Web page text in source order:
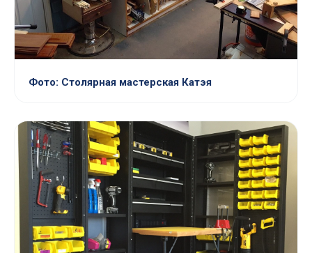
Фото: Столярная мастерская Катэя